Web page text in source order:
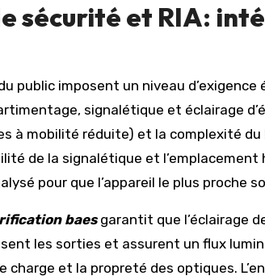
sécurité et RIA:
public imposent un niveau d’exigence
signalétique et éclairage
à mobilité réduite) et la complexité
de la signalétique et
pour que l’appareil le plus proche
baesgarantit que l’éclairage
les sorties et assurent un flux
charge et la propreté des optiques.